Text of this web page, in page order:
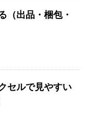
（出品・梱包・
セルで見やすい